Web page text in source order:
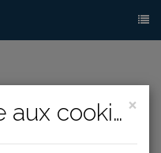
×
Politique relative aux cookies